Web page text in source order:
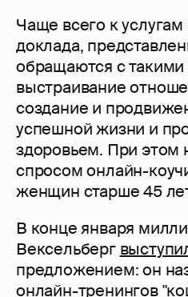
Чаще всего к
доклада,
обращаются с такими
выстраивание
создание и
успешной жизни и
здоровьем. При этом
спросом онлайн-
женщин старше 45
В конце января
Вексельберг
предложением: он
онлайн-тренингов